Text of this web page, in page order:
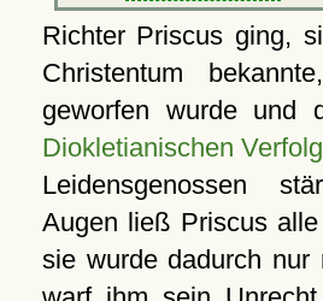
Richter Priscus ging,
Christentum
geworfen wurde und
Diokletianischen
Leidensgenossen
Augen ließ Priscus
sie wurde dadurch nur